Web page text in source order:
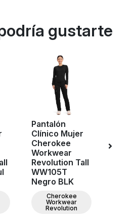
gustarte
Pantalón
Clínico Mujer
Cherokee
Workwear
Revolution Tall
WW105T
Negro BLK
Cherokee
Workwear
Revolution